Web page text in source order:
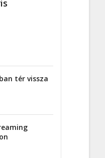
tér vissza